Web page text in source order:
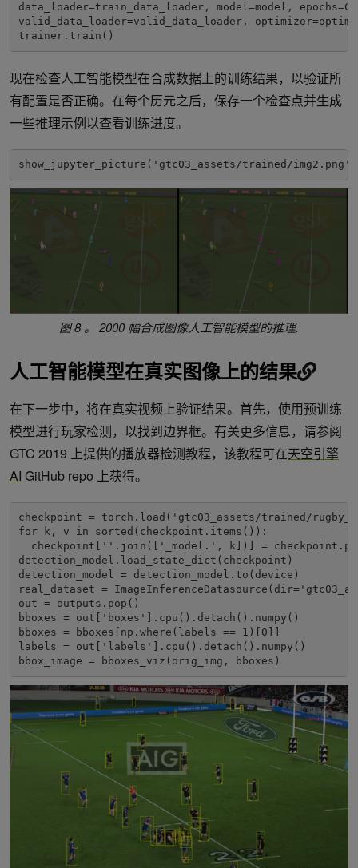
data_loader=train_data_loader, model=model,
valid_data_loader=valid_data_loader,
trainer.train()
现在检查人工智能模型在合成数据上的训练结果，以验证所
有配置是否正确。在每个历元之后，保存一个检查点并生成
一些推理示例以查看训练进度。
show_jupyter_picture('gtc03_assets/trained/img2.png')
图 8 。 2000 幅合成图像人工智能模型的推理.
人工智能模型在真实图像上的结果
在下一步中，将在真实视频上验证结果。首先，使用预训练
模型进行玩家检测，以找到边界框。有关更多信息，请参阅
GTC 2019 上提供的播放器检测教程，该教程可在天空引擎
AI GitHub repo 上获得。
checkpoint = torch.load('gtc03_assets/trained/
for k, v in sorted(checkpoint.items()):
checkpoint[''.join(['_model.', k])] =
detection_model.load_state_dict(checkpoint)
detection_model = detection_model.to(device)
real_dataset =
out = outputs.pop()
bboxes = out['boxes'].cpu().detach().numpy()
bboxes = bboxes[np.where(labels == 1)[0]]
labels = out['labels'].cpu().detach().numpy()